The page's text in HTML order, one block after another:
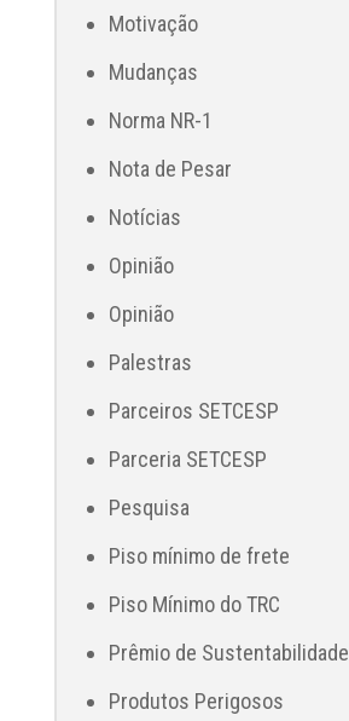
Motivação
Mudanças
Norma NR-1
Nota de Pesar
Notícias
Opinião
Opinião
Palestras
Parceiros SETCESP
Parceria SETCESP
Pesquisa
Piso mínimo de frete
Piso Mínimo do TRC
Prêmio de Sustentabilidade
Produtos Perigosos